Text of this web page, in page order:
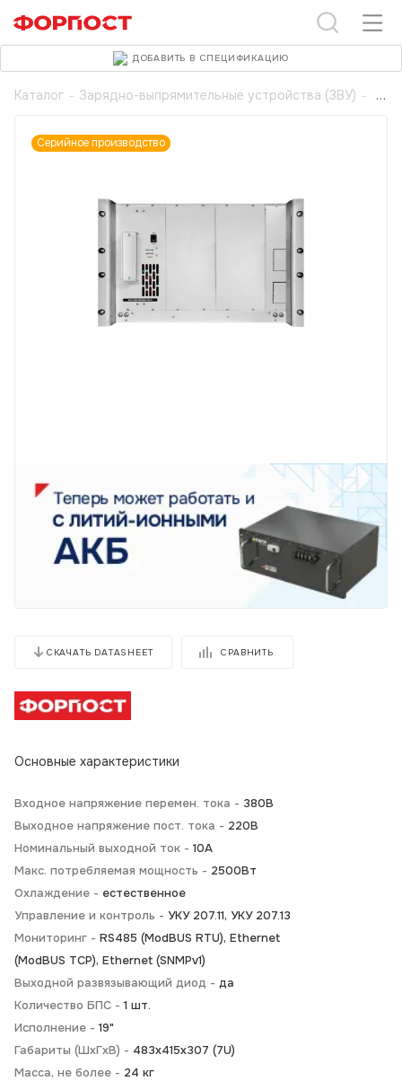
Каталог - Зарядно-выпрямительные устройства (ЗВУ) -
Серийное производство
СКАЧАТЬ DATASHEET СРАВНИТЬ
Основные характеристики
Входное напряжение перемен. тока - 380В
Выходное напряжение пост. тока - 220В
Номинальный выходной ток - 10А
Макс. потребляемая мощность - 2500Вт
Охлаждение - естественное
Управление и контроль - УКУ 207.11, УКУ 207.13
Мониторинг - RS485 (ModBUS RTU), Ethernet
(ModBUS TCP), Ethernet (SNMPv1)
Выходной развязывающий диод - да
Количество БПС - 1 шт.
Исполнение - 19"
Габариты (ШхГхВ) - 483x415x307 (7U)
Масса, не более - 24 кг
ДОБАВИТЬ В СПЕЦИФИКАЦИЮ